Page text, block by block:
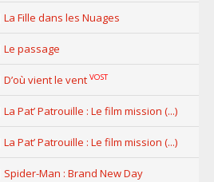
La Fille dans les Nuages
Le passage
D’où vient le vent VOST
La Pat’ Patrouille : Le film mission (...)
La Pat’ Patrouille : Le film mission (...)
Spider-Man : Brand New Day